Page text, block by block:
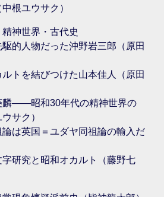
根ユウサク）
神世界・古代史
的人物だった沖野岩三郎（原田
トを結びつけた山本佳人（原田
――昭和30年代の精神世界の
サク）
は英国＝ユダヤ同祖論の輸入だ
研究と昭和オカルト（藤野七